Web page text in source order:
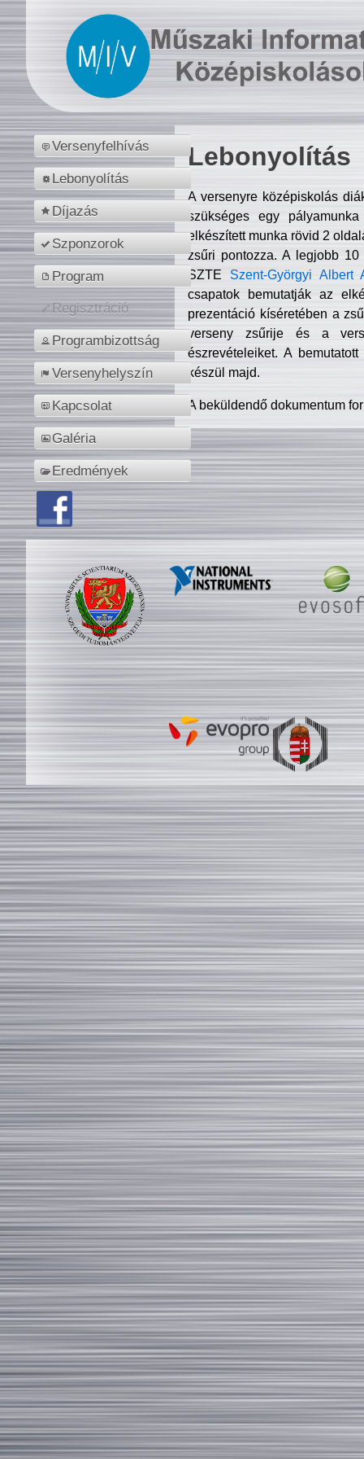
Versenyfelhívás
Lebonyolítás
Díjazás
Szponzorok
Program
Regisztráció
Programbizottság
Versenyhelyszín
Kapcsolat
Galéria
Eredmények
Lebonyolítás
A versenyre középiskolás
szükséges egy
elkészített munka rövid 2
zsűri pontozza. A legjobb
SZTE Szent-Györgyi Albert
csapatok bemutatják az
prezentáció kíséretében a
verseny zsűrije és a
észrevételeiket. A
készül majd.
A beküldendő dokumentum